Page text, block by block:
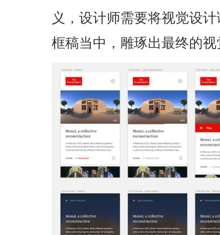
义，设计师需要将视觉设
框稿当中，雕琢出最终的